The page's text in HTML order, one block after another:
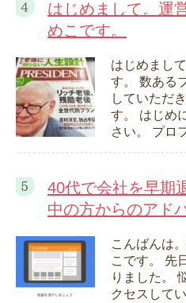
はじめまして。運
めこです。
はじめまし
す。 数ある
していただ
す。 はじめ
さい。 プロ
40代で会社を早期
中の方からのアド
こんばんは
こです。 先
りました。
クセスして